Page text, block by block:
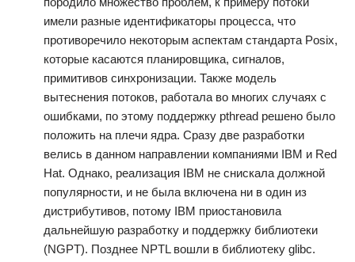
имели разные идентификаторы процесса, что
противоречило некоторым аспектам стандарта Posix,
которые касаются планировщика, сигналов,
примитивов синхронизации. Также модель
вытеснения потоков, работала во многих случаях с
ошибками, по этому поддержку pthread решено было
положить на плечи ядра. Сразу две разработки
велись в данном направлении компаниями IBM и Red
Hat. Однако, реализация IBM не снискала должной
популярности, и не была включена ни в один из
дистрибутивов, потому IBM приостановила
дальнейшую разработку и поддержку библиотеки
(NGPT). Позднее NPTL вошли в библиотеку glibc.